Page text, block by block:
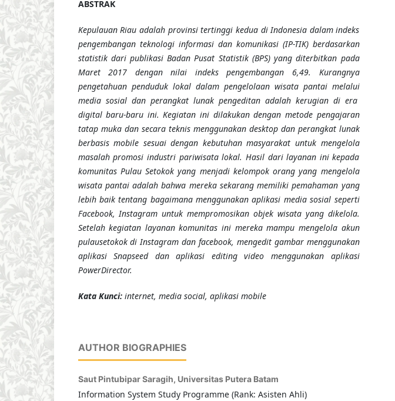
ABSTRAK
Kepulauan Riau adalah provinsi tertinggi kedua di Indonesia dalam indeks
pengembangan teknologi informasi dan komunikasi (IP-TIK) berdasarkan
statistik dari publikasi Badan Pusat Statistik (BPS) yang diterbitkan pada
Maret 2017 dengan nilai indeks pengembangan 6,49. Kurangnya
pengetahuanpenduduk lokal dalam pengelolaanwisata pantai melalui
media sosial dan perangkat lunak pengeditan adalah kerugian di era
digital baru-baru ini. Kegiatan ini dilakukan dengan metode pengajaran
tatap muka dan secara teknis menggunakan desktop dan perangkat lunak
berbasis mobile sesuai dengan kebutuhan masyarakat untuk mengelola
masalah promosi industri pariwisata lokal. Hasil dari layanan ini kepada
komunitas Pulau Setokok yang menjadi kelompok orang yang mengelola
wisata pantai adalah bahwa mereka sekarang memiliki pemahaman yang
lebih baik tentang bagaimana menggunakan aplikasi media sosial seperti
Facebook, Instagram untuk mempromosikan objek wisata yang dikelola.
Setelah kegiatan layanan komunitas ini mereka mampu mengelola akun
pulausetokok di Instagram dan facebook, mengedit gambar menggunakan
aplikasi Snapseed dan aplikasi editing video menggunakan aplikasi
PowerDirector.
Kata Kunci: internet, media social, aplikasi mobile
AUTHOR BIOGRAPHIES
Saut Pintubipar Saragih, Universitas Putera Batam
Information System Study Programme (Rank: Asisten Ahli)